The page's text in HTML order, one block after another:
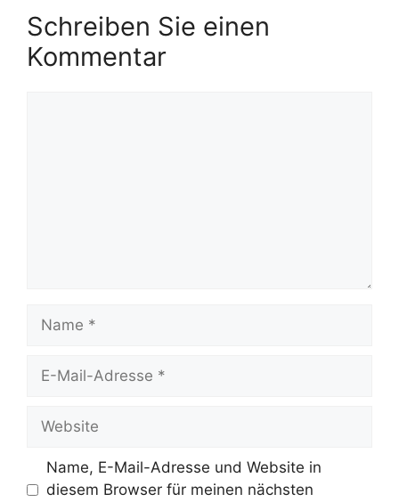
Schreiben Sie einen
Kommentar
Name
Website
Name, E-Mail-Adresse und Website in
diesem Browser für meinen nächsten